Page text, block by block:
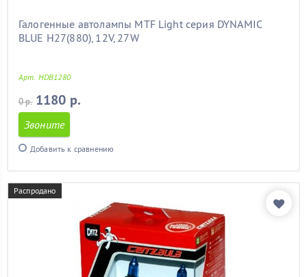
Галогенные автолампы MTF Light серия DYNAMIC
BLUE H27(880), 12V, 27W
Арт. HDB1280
0 р. 1180 р.
Звоните
Добавить к сравнению
Распродано